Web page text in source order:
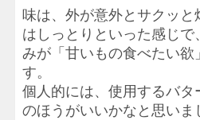
味は、外が意外とサクッと
はしっとりといった感じ
みが「甘いもの食べたい欲
す。
個人的には、使用するバタ
のほうがいいかなと思いま